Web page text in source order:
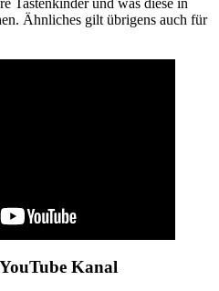
Ähnliches gilt übrigens auch für
Kanal